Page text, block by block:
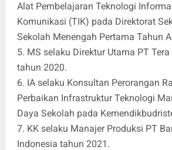
Alat Pembelajaran Teknologi
Komunikasi (TIK) pada Direktorat
Sekolah Menengah Pertama Tahun
5. MS selaku Direktur Utama PT
tahun 2020.
6. IA selaku Konsultan Perorangan
Perbaikan Infrastruktur Teknologi
Daya Sekolah pada
7. KK selaku Manajer Produksi PT
Indonesia tahun 2021.